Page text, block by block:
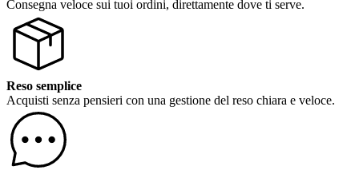
Consegna veloce sui tuoi ordini, direttamente dove ti serve.
Reso semplice
Acquisti senza pensieri con una gestione del reso chiara e veloce.